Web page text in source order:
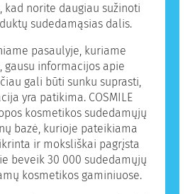
kad norite daugiau sužinoti
sudedamąsias dalis.
pasaulyje, kuriame
gausu informacijos apie
gali būti sunku suprasti,
yra patikima. COSMILE
kosmetikos sudedamųjų
bazė, kurioje pateikiama
ir moksliškai pagrįsta
beveik 30 000 sudedamųjų
kosmetikos gaminiuose.